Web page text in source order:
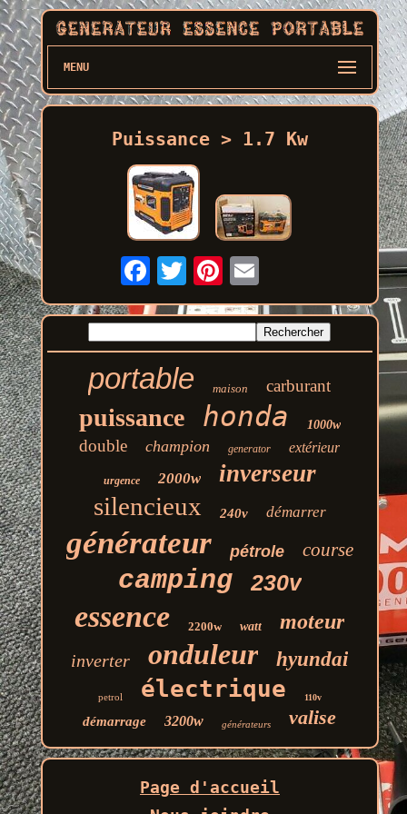
MENU
Puissance > 1.7 Kw
portable maison carburant
puissance honda 1000w
double champion generator extérieur
urgence 2000w inverseur
silencieux 240v démarrer
générateur pétrole course
camping 230v
essence 2200w watt moteur
inverter onduleur hyundai
petrol électrique 110v
démarrage 3200w générateurs valise
Page d'accueil